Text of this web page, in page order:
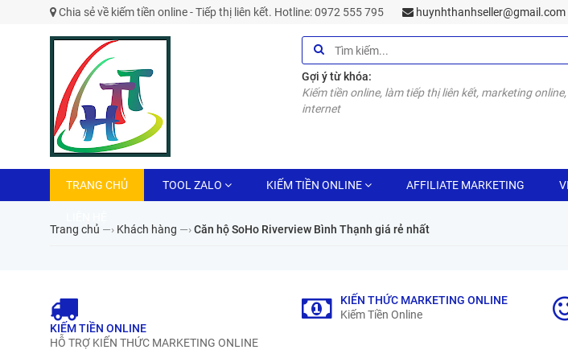
Chia sẻ về kiếm tiền online - Tiếp thị liên kết. Hotline: 0972 555 795 huynhthanhseller@gmail.com
Gợi ý từ khóa:
Kiếm tiền online, làm tiếp thị liên kết, marketing
internet
TRANG CHỦ TOOL ZALO KIẾM TIỀN ONLINE AFFILIATE MARKETING
Trang chủ —› Khách hàng —›Căn hộ SoHo Riverview Bình Thạnh giá rẻ nhất
KIẾM TIỀN ONLINE
HỖ TRỢ KIẾN THỨC MARKETING ONLINE
KIẾN THỨC MARKETING ONLINE
Kiếm Tiền Online